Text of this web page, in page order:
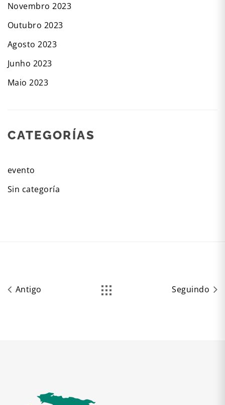
Novembro 2023
Outubro 2023
Agosto 2023
Junho 2023
Maio 2023
CATEGORÍAS
evento
Sin categoría
Antigo Seguindo